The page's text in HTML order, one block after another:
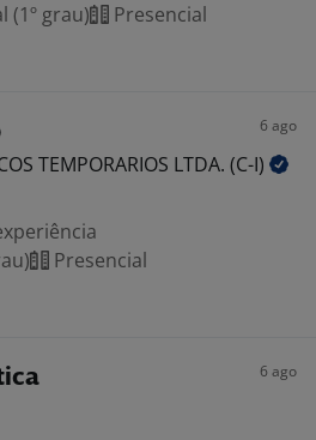
(1º grau)
Presencial
6 ago
TEMPORARIOS LTDA. (C-I)
Presencial
6 ago